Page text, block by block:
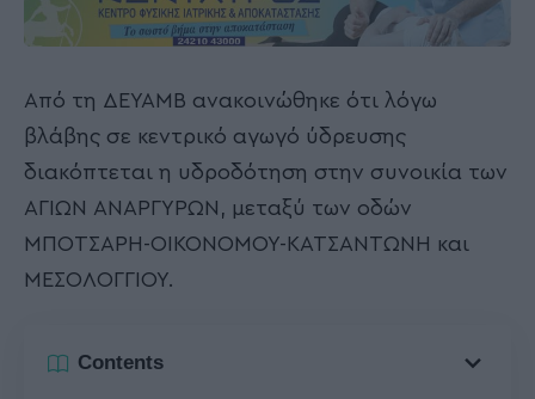
Από τη ΔΕΥΑΜΒ ανακοινώθηκε ότι λόγω
βλάβης σε κεντρικό αγωγό ύδρευσης
διακόπτεται η υδροδότηση στην συνοικία των
ΑΓΙΩΝ ΑΝΑΡΓΥΡΩΝ, μεταξύ των οδών
ΜΠΟΤΣΑΡΗ-ΟΙΚΟΝΟΜΟΥ-ΚΑΤΣΑΝΤΩΝΗ και
ΜΕΣΟΛΟΓΓΙΟΥ.
Contents